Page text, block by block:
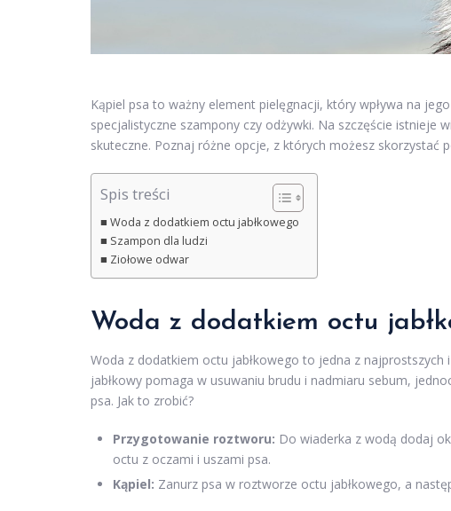
Kąpiel psa to ważny element pielęgnacji, który wpływa na
specjalistyczne szampony czy odżywki. Na szczęście
skuteczne. Poznaj różne opcje, z których możesz skorzystać
Spis treści
Woda z dodatkiem octu jabłkowego
Szampon dla ludzi
Ziołowe odwar
Woda z dodatkiem octu
Woda z dodatkiem octu jabłkowego to jedna z
jabłkowy pomaga w usuwaniu brudu i nadmiaru sebum,
psa. Jak to zrobić?
Przygotowanie roztworu: Do wiaderka z wodą dodaj
octu z oczami i uszami psa.
Kąpiel: Zanurz psa w roztworze octu jabłkowego, a